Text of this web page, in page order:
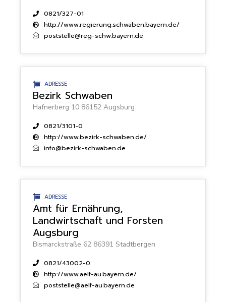
0821/327-01
http://www.regierung.schwaben.bayern.de/
poststelle@reg-schw.bayern.de
ADRESSE
Bezirk Schwaben
Hafnerberg 10 86152 Augsburg
0821/3101-0
http://www.bezirk-schwaben.de/
info@bezirk-schwaben.de
ADRESSE
Amt für Ernährung,
Landwirtschaft und Forsten
Augsburg
Bismarckstraße 62 86391 Stadtbergen
0821/43002-0
http://www.aelf-au.bayern.de/
poststelle@aelf-au.bayern.de